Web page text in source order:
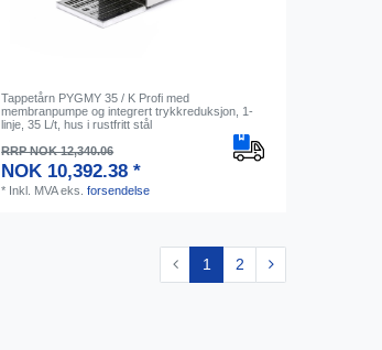
Tappetårn PYGMY 35 / K Profi med
membranpumpe og integrert trykkreduksjon, 1-
linje, 35 L/t, hus i rustfritt stål
RRP NOK 12,340.06
NOK 10,392.38 *
* Inkl. MVAeks.forsendelse
1 2